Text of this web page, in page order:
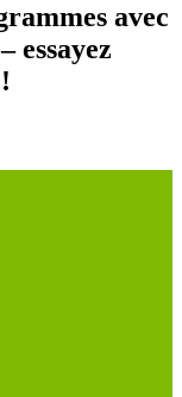
avec
essayez